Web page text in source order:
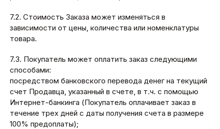
7.2. Стоимость Заказа может изменяться в
зависимости от цены, количества или номенклатуры
товара.
7.3. Покупатель может оплатить заказ следующими
способами:
посредством банковского перевода денег на текущий
счет Продавца, указанный в счете, в т.ч. с помощью
Интернет-банкинга (Покупатель оплачивает заказ в
течение трех дней с даты получения счета в размере
100% предоплаты);